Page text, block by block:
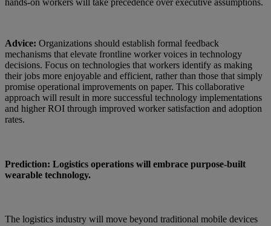
hands-on workers will take precedence over executive assumptions.
Advice: Organizations should establish formal feedback
mechanisms that elevate frontline worker voices in technology
decisions. Focus on technologies that workers identify as making
their jobs more enjoyable and efficient, rather than those that simply
promise operational improvements on paper. This collaborative
approach will result in more successful technology implementations
and higher ROI through improved worker satisfaction and adoption
rates.
Prediction: Logistics operations will embrace purpose-built
wearable technology.
The logistics industry will move beyond traditional mobile devices